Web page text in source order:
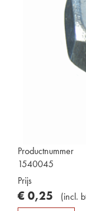
Productnummer
1540045
Prijs
€ 0,25 (incl.